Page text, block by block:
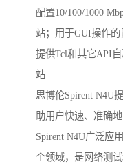
配置10/100/1000
站；用于GUI操作
提供Tcl和其它API
站
思博伦Spirent N4U
助用户快速、准确
Spirent N4U广泛应
个领域，是网络测